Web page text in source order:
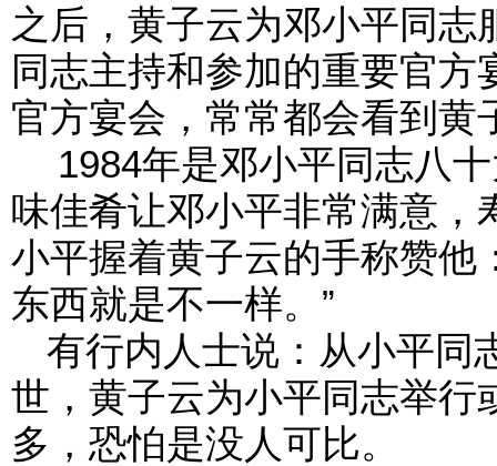
之后，黄子云为邓小平同
同志主持和参加的重要官
官方宴会，常常都会看到黄
1984年是邓小平同志八
味佳肴让邓小平非常满意，
小平握着黄子云的手称赞他
东西就是不一样。”
有行内人士说：从小平同
世，黄子云为小平同志举行
多，恐怕是没人可比。